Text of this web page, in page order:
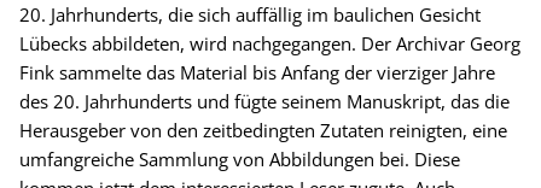
20. Jahrhunderts, die sich auffällig im baulichen Gesicht
Lübecks abbildeten, wird nachgegangen. Der Archivar Georg
Fink sammelte das Material bis Anfang der vierziger Jahre
des 20. Jahrhunderts und fügte seinem Manuskript, das die
Herausgeber von den zeitbedingten Zutaten reinigten, eine
umfangreiche Sammlung von Abbildungen bei. Diese